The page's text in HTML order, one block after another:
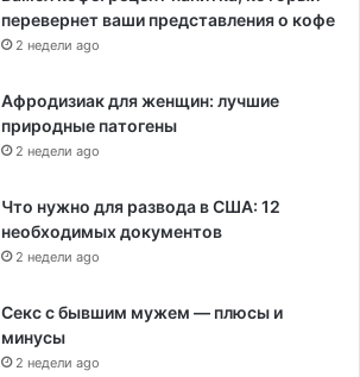
перевернет ваши представления о кофе
2 недели ago
Афродизиак для женщин: лучшие
природные патогены
2 недели ago
Что нужно для развода в США: 12
необходимых документов
2 недели ago
Секс с бывшим мужем — плюсы и
минусы
2 недели ago